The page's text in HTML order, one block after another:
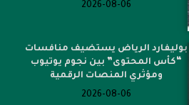
2026-08-06
بوليفارد الرياض يستضيف منافسات
“كأس المحتوى” بين نجوم يوتيوب
ومؤثري المنصات الرقمية
2026-08-06